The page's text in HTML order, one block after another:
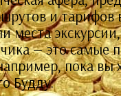
и тарифов
места
— это
пока
Будду.